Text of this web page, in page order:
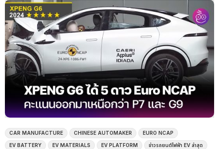
CAR MANUFACTURE CHINESE AUTOMAKER EURO NCAP
EV BATTERY EV MATERIALS EV PLATFORM ข่าวรถยนต์ไฟฟ้า EV ล่าสุด